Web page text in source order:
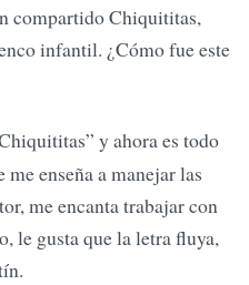
compartido Chiquititas,
infantil. ¿Cómo fue este
y ahora es todo
enseña a manejar las
me encanta trabajar con
le gusta que la letra fluya,